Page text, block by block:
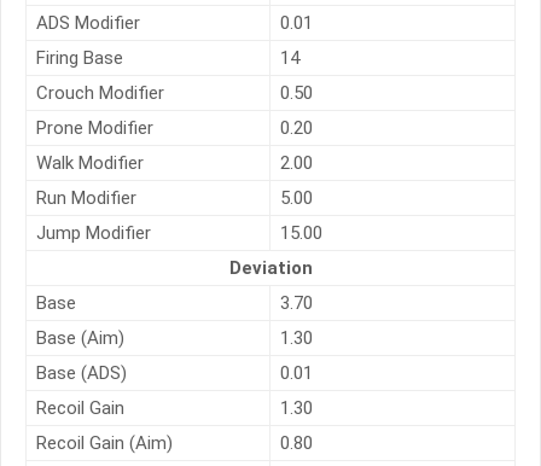
ADS Modifier
0.01
Firing Base
14
Crouch Modifier
0.50
Prone Modifier
0.20
Walk Modifier
2.00
Run Modifier
5.00
Jump Modifier
15.00
Deviation
Base
3.70
Base (Aim)
1.30
Base (ADS)
0.01
Recoil Gain
1.30
Recoil Gain (Aim)
0.80